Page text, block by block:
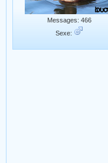
Messages: 466
Sexe: